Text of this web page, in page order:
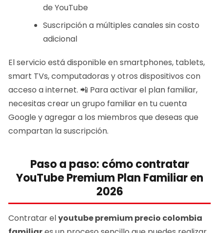
de YouTube
Suscripción a múltiples canales sin costo
adicional
El servicio está disponible en smartphones, tablets,
smart TVs, computadoras y otros dispositivos con
acceso a internet. 📲 Para activar el plan familiar,
necesitas crear un grupo familiar en tu cuenta
Google y agregar a los miembros que deseas que
compartan la suscripción.
Paso a paso: cómo contratar
YouTube Premium Plan Familiar en
2026
Contratar elyoutube premium precio colombia